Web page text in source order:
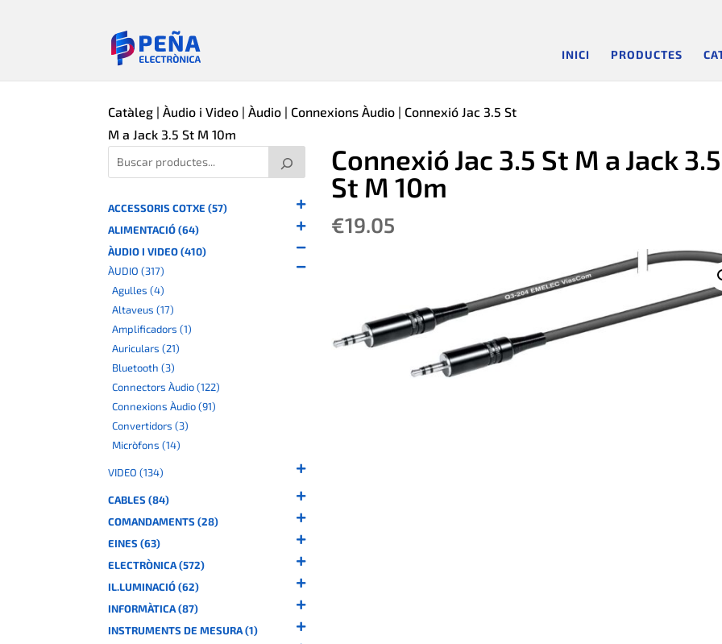
INICI PRODUCTES
Catàleg | Àudio i Video | Àudio | Connexions Àudio | Connexió Jac 3.5 St
M a Jack 3.5 St M 10m
ACCESSORIS COTXE (57)
ALIMENTACIÓ (64)
ÀUDIO I VIDEO (410)
ÀUDIO (317)
Agulles (4)
Altaveus (17)
Amplificadors (1)
Auriculars (21)
Bluetooth (3)
Connectors Àudio (122)
Connexions Àudio (91)
Convertidors (3)
Micròfons (14)
VIDEO (134)
CABLES (84)
COMANDAMENTS (28)
EINES (63)
ELECTRÒNICA (572)
IL.LUMINACIÓ (62)
INFORMÀTICA (87)
INSTRUMENTS DE MESURA (1)
Connexió Jac 3.5 St M a Jack 3.5
St M 10m
€19.05